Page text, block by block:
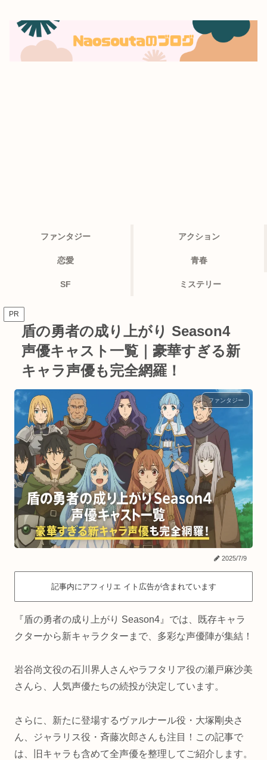
ファンタジー アクション
恋愛 青春
SF ミステリー
PR
盾の勇者の成り上がり Season4
声優キャスト一覧｜豪華すぎる新
キャラ声優も完全網羅！
ファンタジー
2025/7/9
記事内にアフィリエ イト広告が含まれています
『盾の勇者の成り上がり Season4』では、既存キャラ
クターから新キャラクターまで、多彩な声優陣が集結！
岩谷尚文役の石川界人さんやラフタリア役の瀬戸麻沙美
さんら、人気声優たちの続投が決定しています。
さらに、新たに登場するヴァルナール役・大塚剛央さ
ん、ジャラリス役・斉藤次郎さんも注目！この記事で
は、旧キャラも含めて全声優を整理してご紹介します。